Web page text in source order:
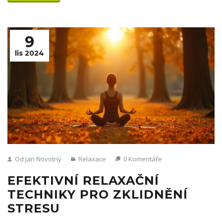
můžete začít používat ihned.
9
lis 2024
Od Jan Novotný Relaxace 0 Komentáře
EFEKTIVNÍ RELAXAČNÍ
TECHNIKY PRO ZKLIDNĚNÍ
STRESU